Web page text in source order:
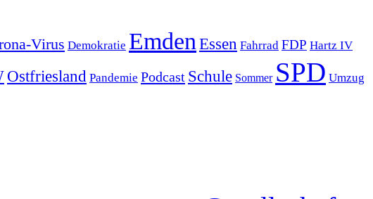
Virus Demokratie Emden Essen Fahrrad FDP Hartz IV
Ostfriesland Pandemie Podcast Schule Sommer SPD Umzug